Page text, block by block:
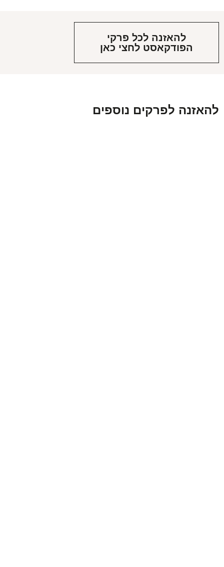
להאזנה לכל פרקי
הפודקאסט לחצי כאן
להאזנה לפרקים נוספים